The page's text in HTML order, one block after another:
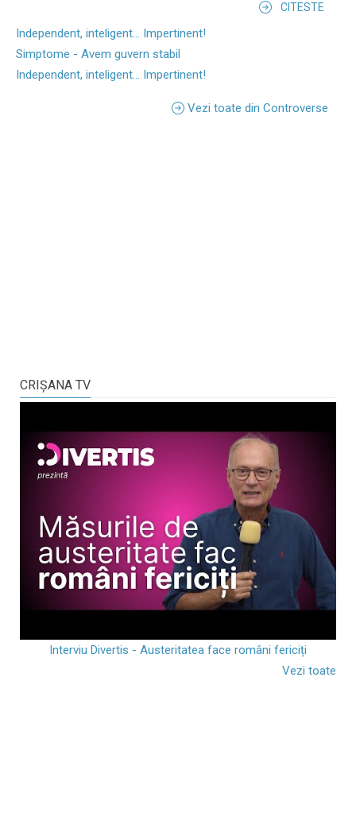
CITESTE
Independent, inteligent... Impertinent!
Simptome - Avem guvern stabil
Independent, inteligent... Impertinent!
Vezi toate din Controverse
CRIŞANA TV
Interviu Divertis - Austeritatea face români fericiți
Vezi toate